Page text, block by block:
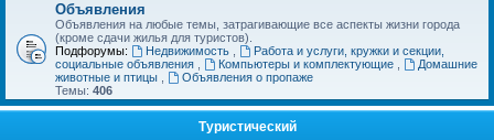
Объявления
Объявления на любые темы, затрагивающие все аспекты жизни города
(кроме сдачи жилья для туристов).
Подфорумы:
Недвижимость
Работа и услуги, кружки и секции,
социальные объявления
Компьютеры и комплектующие
Домашние
животные и птицы
Объявления о пропаже
Темы: 406
Туристический